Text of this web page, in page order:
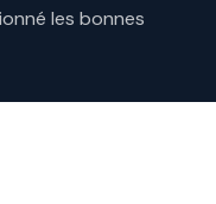
les bonnes